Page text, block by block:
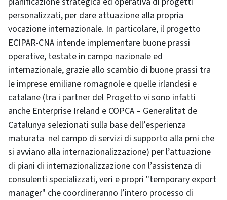
personalizzati, per dare attuazione alla propria
vocazione internazionale. In particolare, il progetto
ECIPAR-CNA intende implementare buone prassi
operative, testate in campo nazionale ed
internazionale, grazie allo scambio di buone prassi tra
le imprese emiliane romagnole e quelle irlandesi e
catalane (tra i partner del Progetto vi sono infatti
anche Enterprise Ireland e COPCA – Generalitat de
Catalunya selezionati sulla base dell’esperienza
maturata nel campo di servizi di supporto alla pmi che
si avviano alla internazionalizzazione) per l’attuazione
di piani di internazionalizzazione con l’assistenza di
consulenti specializzati, veri e propri "temporary export
manager" che coordineranno l’intero processo di